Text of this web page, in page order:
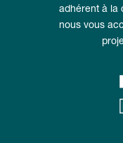
adhérent à la
nous vous